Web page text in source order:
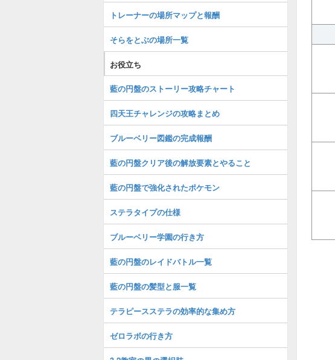
トレーナーの場所マップと報酬
そらをとぶの場所一覧
お役立ち
藍の円盤のストーリー攻略チャート
四天王チャレンジの攻略まとめ
ブルーベリー図鑑の完成報酬
藍の円盤クリア後の解放要素とやること
藍の円盤で強化されたポケモン
ステラタイプの仕様
ブルーベリー学園の行き方
藍の円盤のレイドバトル一覧
藍の円盤の髪型と服一覧
テラピースステラの効率的な集め方
ゼロラボの行き方